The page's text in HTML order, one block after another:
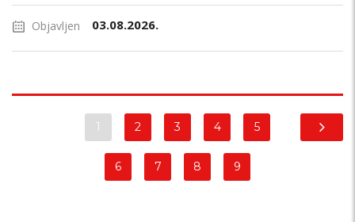
Objavljen 03.08.2026.
1 2 3 4 5
6 7 8 9